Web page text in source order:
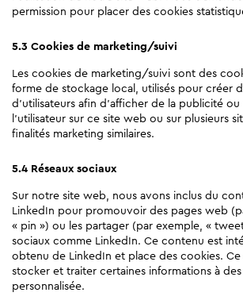
permission pour placer des cookies
5.3 Cookies de marketing/suivi
Les cookies de marketing/suivi sont des
forme de stockage local, utilisés pour créer
d’utilisateurs afin d’afficher de la publicité
l’utilisateur sur ce site web ou sur plusieurs
finalités marketing similaires.
5.4 Réseaux sociaux
Sur notre site web, nous avons inclus du
LinkedIn pour promouvoir des pages web
« pin ») ou les partager (par exemple, «
sociaux comme LinkedIn. Ce contenu est
obtenu de LinkedIn et place des cookies.
stocker et traiter certaines informations à
personnalisée.